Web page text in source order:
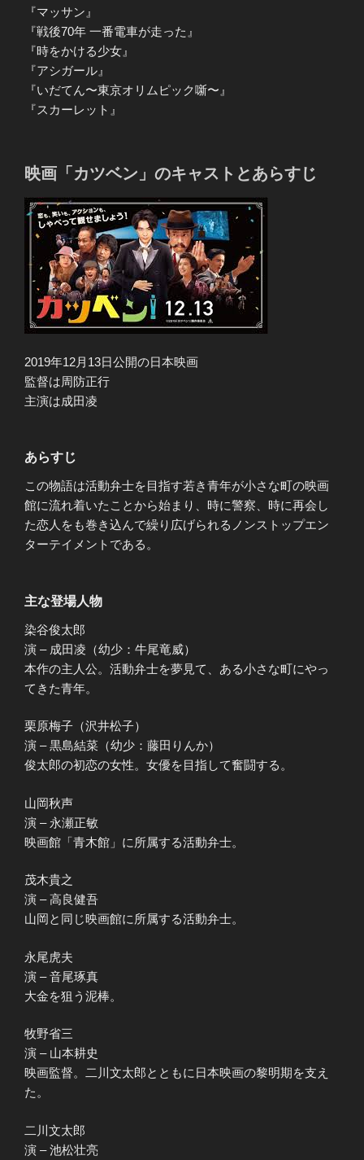
『マッサン』
『戦後70年 一番電車が走った』
『時をかける少女』
『アシガール』
『いだてん〜東京オリムピック噺〜』
『スカーレット』
映画「カツベン」のキャストとあらすじ
2019年12月13日公開の日本映画
監督は周防正行
主演は成田凌
あらすじ
この物語は活動弁士を目指す若き青年が小さな町の映画
館に流れ着いたことから始まり、時に警察、時に再会し
た恋人をも巻き込んで繰り広げられるノンストップエン
ターテイメントである。
主な登場人物
染谷俊太郎
演 – 成田凌（幼少：牛尾竜威）
本作の主人公。活動弁士を夢見て、ある小さな町にやっ
てきた青年。
栗原梅子（沢井松子）
演 – 黒島結菜（幼少：藤田りんか）
俊太郎の初恋の女性。女優を目指して奮闘する。
山岡秋声
演 – 永瀬正敏
映画館「青木館」に所属する活動弁士。
茂木貴之
演 – 高良健吾
山岡と同じ映画館に所属する活動弁士。
永尾虎夫
演 – 音尾琢真
大金を狙う泥棒。
牧野省三
演 – 山本耕史
映画監督。二川文太郎とともに日本映画の黎明期を支え
た。
二川文太郎
演 – 池松壮亮